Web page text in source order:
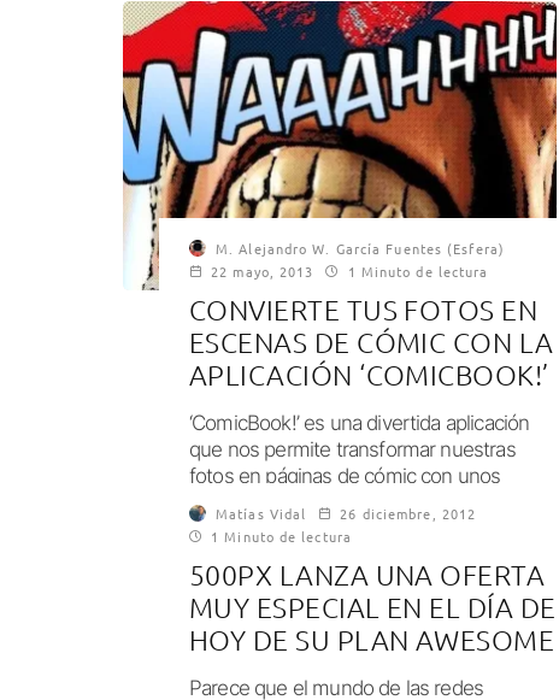
M. Alejandro W. García Fuentes (Esfera)
22 mayo, 2013
1 Minuto de lectura
CONVIERTE TUS FOTOS EN
ESCENAS DE CÓMIC CON LA
APLICACIÓN ‘COMICBOOK!’
‘ComicBook!’ es una divertida aplicación
que nos permite transformar nuestras
fotos en páginas de cómic con unos
sencillos pasos, como...
Matías Vidal
26 diciembre, 2012
1 Minuto de lectura
500PX LANZA UNA OFERTA
MUY ESPECIAL EN EL DÍA DE
HOY DE SU PLAN AWESOME
Parece que el mundo de las redes